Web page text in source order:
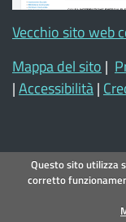
Vecchio sito web
Mappa del sito |
|Accessibilità|
Questo sito utilizza
corretto